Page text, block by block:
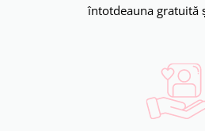
întotdeauna gratuită